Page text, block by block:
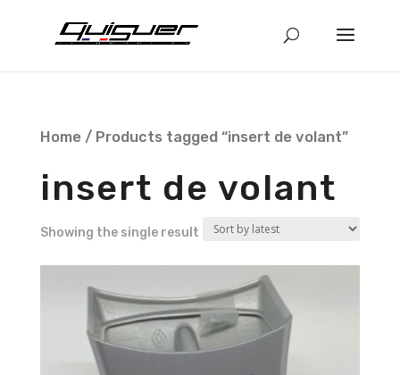
Home/ Products tagged “insert de volant”
insert de volant
Showing the single result